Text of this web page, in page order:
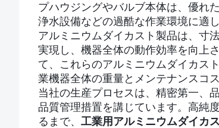
プハウジングやバルブ本体は、優れ
浄水設備などの過酷な作業環境に適し
アルミニウムダイカスト製品は、寸
実現し、機器全体の動作効率を向上
て、これらのアルミニウムダイカス
業機器全体の重量とメンテナンスコ
当社の生産プロセスは、精密第一、
品質管理措置を講じています。高純
るまで、 工業用アルミニウムダイカ